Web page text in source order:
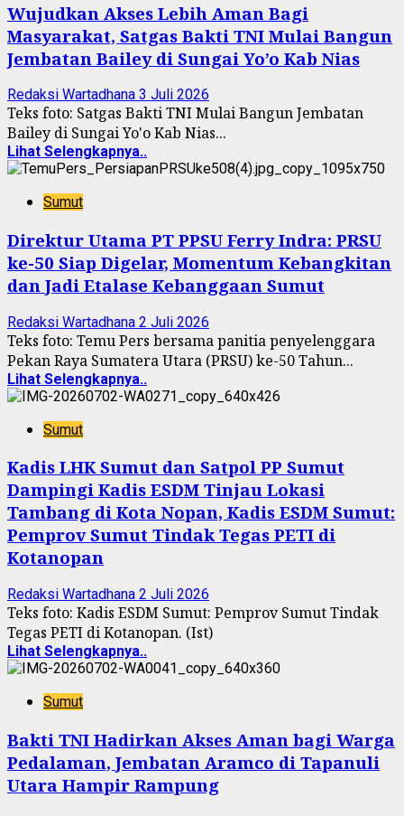
Wujudkan Akses Lebih Aman Bagi
Masyarakat, Satgas Bakti TNI Mulai Bangun
Jembatan Bailey di Sungai Yo’o Kab Nias
Redaksi Wartadhana 3 Juli 2026
Teks foto: Satgas Bakti TNI Mulai Bangun Jembatan
Bailey di Sungai Yo'o Kab Nias...
Lihat Selengkapnya..
Sumut
Direktur Utama PT PPSU Ferry Indra: PRSU
ke-50 Siap Digelar, Momentum Kebangkitan
dan Jadi Etalase Kebanggaan Sumut
Redaksi Wartadhana 2 Juli 2026
Teks foto: Temu Pers bersama panitia penyelenggara
Pekan Raya Sumatera Utara (PRSU) ke-50 Tahun...
Lihat Selengkapnya..
Sumut
Kadis LHK Sumut dan Satpol PP Sumut
Dampingi Kadis ESDM Tinjau Lokasi
Tambang di Kota Nopan, Kadis ESDM Sumut:
Pemprov Sumut Tindak Tegas PETI di
Kotanopan
Redaksi Wartadhana 2 Juli 2026
Teks foto: Kadis ESDM Sumut: Pemprov Sumut Tindak
Tegas PETI di Kotanopan. (Ist)
Lihat Selengkapnya..
Sumut
Bakti TNI Hadirkan Akses Aman bagi Warga
Pedalaman, Jembatan Aramco di Tapanuli
Utara Hampir Rampung